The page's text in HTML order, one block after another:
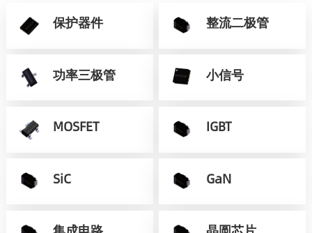
保护器件 整流二极管
功率三极管 小信号
MOSFET IGBT
SiC GaN